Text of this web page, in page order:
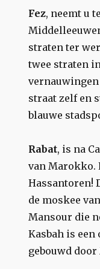
Fez, neemt u
straten ter
twee straten
straat zelf en
blauwe
Rabat, is na
van Marokko.
Hassantoren!
de moskee
Mansour die
Kasbah is
gebouwd